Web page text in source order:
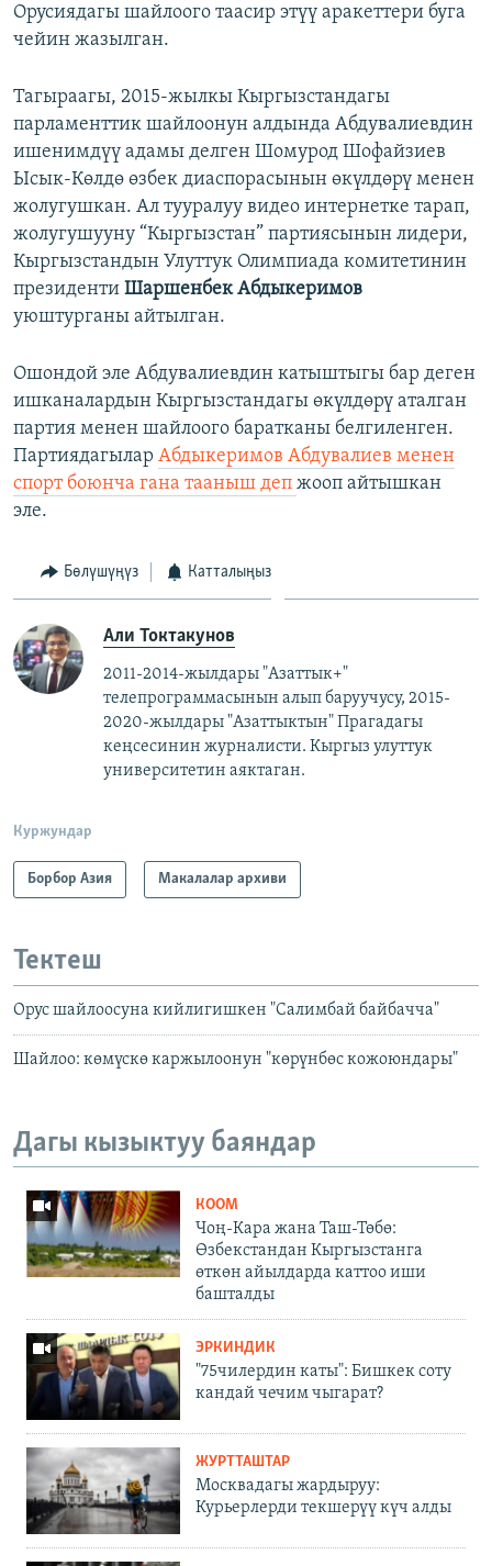
Орусиядагы шайлоого таасир этүү аракеттери буга
чейин жазылган.
Тагыраагы, 2015-жылкы Кыргызстандагы
парламенттик шайлоонун алдында Абдувалиевдин
ишенимдүү адамы делген Шомурод Шофайзиев
Ысык-Көлдө өзбек диаспорасынын өкүлдөрү менен
жолугушкан. Ал тууралуу видео интернетке тарап,
жолугушууну “Кыргызстан” партиясынын лидери,
Кыргызстандын Улуттук Олимпиада комитетинин
президенти Шаршенбек Абдыкеримов
уюштурганы айтылган.
Ошондой эле Абдувалиевдин катыштыгы бар деген
ишканалардын Кыргызстандагы өкүлдөрү аталган
партия менен шайлоого баратканы белгиленген.
Партиядагылар Абдыкеримов Абдувалиев менен
спорт боюнча гана тааныш деп жооп айтышкан
эле.
Бөлүшүңүз Катталыңыз
Али Токтакунов
2011-2014-жылдары "Азаттык+"
телепрограммасынын алып баруучусу, 2015-
2020-жылдары "Азаттыктын" Прагадагы
кеңсесинин журналисти. ​ Кыргыз улуттук
университетин аяктаган.
Куржундар
Борбор Азия Макалалар архиви
Тектеш
Орус шайлоосуна кийлигишкен "Салимбай байбачча"
Шайлоо: көмүскө каржылоонун "көрүнбөс кожоюндары"
Дагы кызыктуу баяндар
КООМ
Чоң-Кара жана Таш-Төбө:
Өзбекстандан Кыргызстанга
өткөн айылдарда каттоо иши
башталды
ЭРКИНДИК
"75чилердин каты": Бишкек соту
кандай чечим чыгарат?
ЖУРТТАШТАР
Москвадагы жардыруу:
Курьерлерди текшерүү күч алды